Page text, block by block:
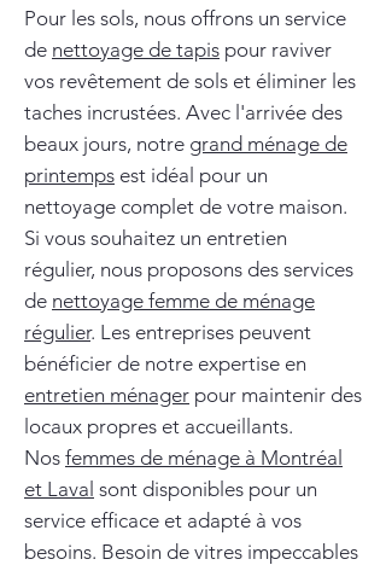
Pour les sols, nous offrons un service
de nettoyage de tapis pour raviver
vos revêtement de sols et éliminer les
taches incrustées. Avec l'arrivée des
beaux jours, notre grand ménage de
printemps est idéal pour un
nettoyage complet de votre maison.
Si vous souhaitez un entretien
régulier, nous proposons des services
de nettoyage femme de ménage
régulier. Les entreprises peuvent
bénéficier de notre expertise en
entretien ménager pour maintenir des
locaux propres et accueillants.
Nos femmes de ménage à Montréal
et Laval sont disponibles pour un
service efficace et adapté à vos
besoins. Besoin de vitres impeccables